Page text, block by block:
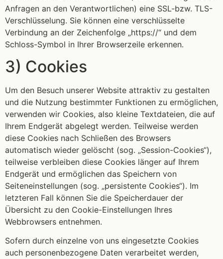
Anfragen an den Verantwortlichen) eine SSL-bzw. TLS-
Verschlüsselung. Sie können eine verschlüsselte
Verbindung an der Zeichenfolge „https://“ und dem
Schloss-Symbol in Ihrer Browserzeile erkennen.
3) Cookies
Um den Besuch unserer Website attraktiv zu gestalten
und die Nutzung bestimmter Funktionen zu ermöglichen,
verwenden wir Cookies, also kleine Textdateien, die auf
Ihrem Endgerät abgelegt werden. Teilweise werden
diese Cookies nach Schließen des Browsers
automatisch wieder gelöscht (sog. „Session-Cookies“),
teilweise verbleiben diese Cookies länger auf Ihrem
Endgerät und ermöglichen das Speichern von
Seiteneinstellungen (sog. „persistente Cookies“). Im
letzteren Fall können Sie die Speicherdauer der
Übersicht zu den Cookie-Einstellungen Ihres
Webbrowsers entnehmen.
Sofern durch einzelne von uns eingesetzte Cookies
auch personenbezogene Daten verarbeitet werden,